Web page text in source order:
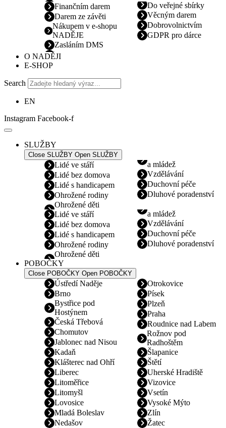
Finančním darem
Darem ze závěti
Nákupem v e-shopu
NADĚJE
Zasláním DMS
Do veřejné sbírky
Věcným darem
Dobrovolnictvím
GDPR pro dárce
O NADĚJI
E-SHOP
Search
EN
Instagram Facebook-f
SLUŽBY
Close SLUŽBY Open SLUŽBY
Lidé ve stáří
Lidé bez domova
Lidé s handicapem
Ohrožené rodiny
Ohrožené děti
a mládež
Vzdělávání
Duchovní péče
Dluhové poradenství
Lidé ve stáří
Lidé bez domova
Lidé s handicapem
Ohrožené rodiny
Ohrožené děti
a mládež
Vzdělávání
Duchovní péče
Dluhové poradenství
POBOČKY
Close POBOČKY Open POBOČKY
Ústředí Naděje
Brno
Bystřice pod
Hostýnem
Česká Třebová
Chomutov
Jablonec nad Nisou
Kadaň
Klášterec nad Ohří
Liberec
Litoměřice
Litomyšl
Lovosice
Mladá Boleslav
Nedašov
Otrokovice
Písek
Plzeň
Praha
Roudnice nad Labem
Rožnov pod
Radhoštěm
Šlapanice
Štětí
Uherské Hradiště
Vizovice
Vsetín
Vysoké Mýto
Zlín
Žatec